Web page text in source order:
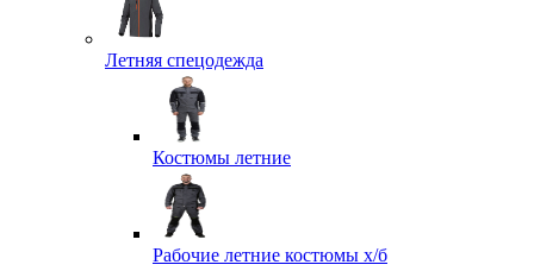
Летняя спецодежда
Костюмы летние
Рабочие летние костюмы х/б